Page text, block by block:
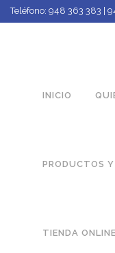
Teléfono: 948 363 383 |
INICIO
PRODUCTOS Y
TIENDA ONLINE